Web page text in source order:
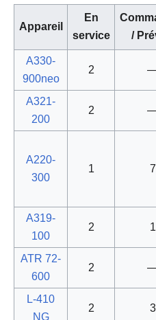
Appareil
En
service
/
A330-
900neo
2
A321-
200
2
A220-
300
1 7
A319-
100
2 1
ATR 72-
600
2
L-410
NG
2 3